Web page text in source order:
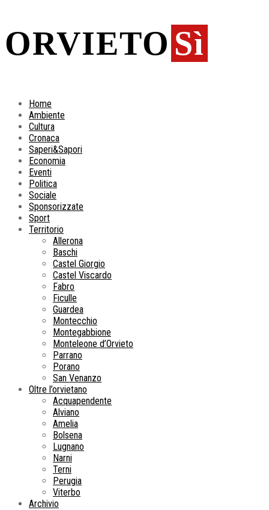
ORVIETO Sì
Home
Ambiente
Cultura
Cronaca
Saperi&Sapori
Economia
Eventi
Politica
Sociale
Sponsorizzate
Sport
Territorio
Allerona
Baschi
Castel Giorgio
Castel Viscardo
Fabro
Ficulle
Guardea
Montecchio
Montegabbione
Monteleone d’Orvieto
Parrano
Porano
San Venanzo
Oltre l’orvietano
Acquapendente
Alviano
Amelia
Bolsena
Lugnano
Narni
Terni
Perugia
Viterbo
Archivio